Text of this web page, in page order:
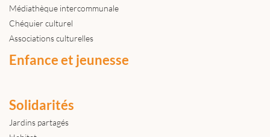
Médiathèque intercommunale
Chéquier culturel
Associations culturelles
Enfance et jeunesse
Solidarités
Jardins partagés